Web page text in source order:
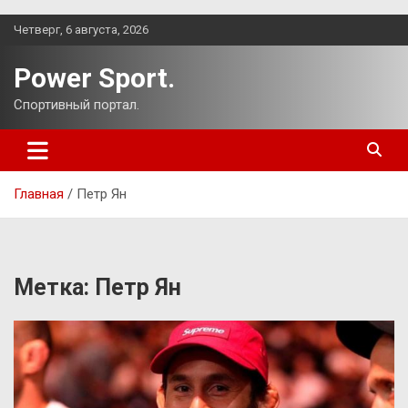
Перейти
Четверг, 6 августа, 2026
Power Sport.
Спортивный портал.
Главная Петр Ян
Метка: Петр Ян